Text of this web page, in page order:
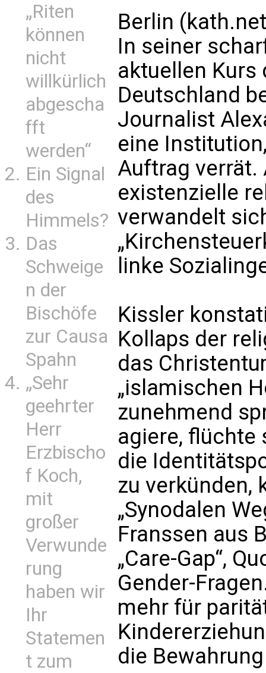
„Riten
können
nicht
willkürlich
abgescha
fft
werden“
Ein Signal
des
Himmels?
Das
Schweige
n der
Bischöfe
zur Causa
Spahn
„Sehr
geehrter
Herr
Erzbischo
f Koch,
mit
großer
Verwunde
rung
haben wir
Ihr
Statemen
t zum
Berlin
In seiner
aktuellen
Deutschland
Journalist
eine
Auftrag
existenzielle
verwandelt
linke
Kissler
Kollaps der
das
„islamischen
zunehmend
agiere, flüchte
die
zu verkünden,
„Synodalen
Franssen aus
„Care-Gap“,
Gender-
mehr für
die